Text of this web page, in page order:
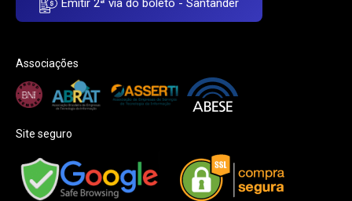
Emitir 2ª via do boleto - Santander
Associações
Site seguro